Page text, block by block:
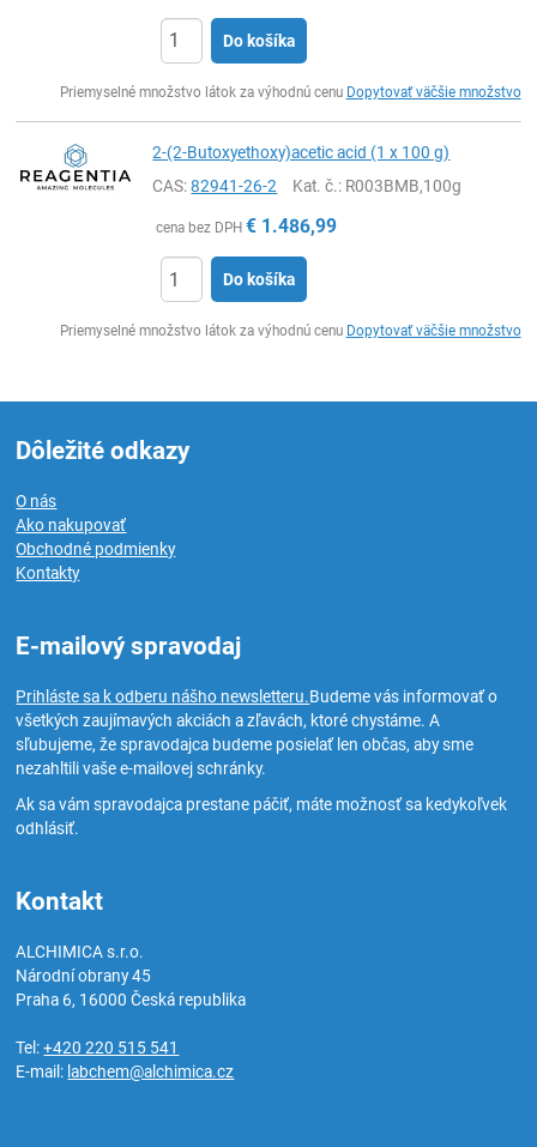
Do košíka
Priemyselné množstvo látok za výhodnú cenu Dopytovať väčšie množstvo
2-(2-Butoxyethoxy)acetic acid (1 x 100 g)
CAS:82941-26-2 Kat. č.: R003BMB,100g
cena bez DPH € 1.486,99
Do košíka
Priemyselné množstvo látok za výhodnú cenu Dopytovať väčšie množstvo
Dôležité odkazy
O nás
Ako nakupovať
Obchodné podmienky
Kontakty
E-mailový spravodaj
Prihláste sa k odberu nášho newsletteru.Budeme vás informovať o
všetkých zaujímavých akciách a zľavách, ktoré chystáme. A
sľubujeme, že spravodajca budeme posielať len občas, aby sme
nezahltili vaše e-mailovej schránky.
Ak sa vám spravodajca prestane páčiť, máte možnosť sa kedykoľvek
odhlásiť.
Kontakt
ALCHIMICA s.r.o.
Národní obrany 45
Praha 6, 16000Česká republika
Tel:+420 220 515 541
E-mail: labchem@alchimica.cz